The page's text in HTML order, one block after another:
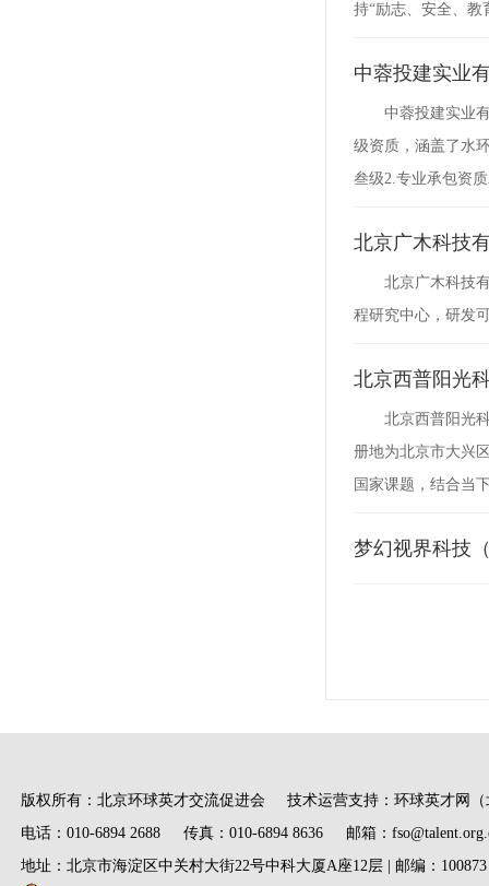
持“励志、安全、
中蓉投建实业
中蓉投建实业
级资质，涵盖了水
叁级2.专业承包资
北京广木科技
北京广木科技
程研究中心，研发
北京西普阳光
北京西普阳光
册地为北京市大兴
国家课题，结合当
梦幻视界科技
版权所有：北京环球英才交流促进会 技术运营支持：环球英才网（
电话：010-6894 2688 传真：010-6894 8636 邮箱：
地址：北京市海淀区中关村大街22号中科大厦A座12层 | 邮编：100873